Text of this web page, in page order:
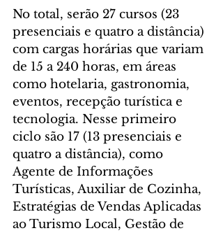
No total, serão 27 cursos (23
presenciais e quatro a distância)
com cargas horárias que variam
de 15 a 240 horas, em áreas
como hotelaria, gastronomia,
eventos, recepção turística e
tecnologia. Nesse primeiro
ciclo são 17 (13 presenciais e
quatro a distância), como
Agente de Informações
Turísticas, Auxiliar de Cozinha,
Estratégias de Vendas Aplicadas
ao Turismo Local, Gestão de